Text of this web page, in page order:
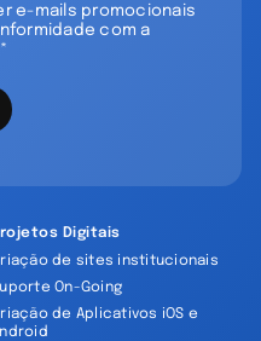
e-mails promocionais
com a
Digitais
de sites institucionais
On-Going
de Aplicativos iOS e